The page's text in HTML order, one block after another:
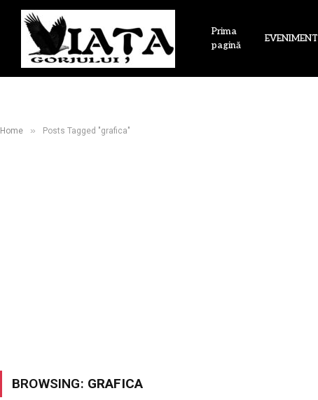
Prima
pagină
EVENIMENT
Home » Posts Tagged "grafica"
BROWSING: GRAFICA